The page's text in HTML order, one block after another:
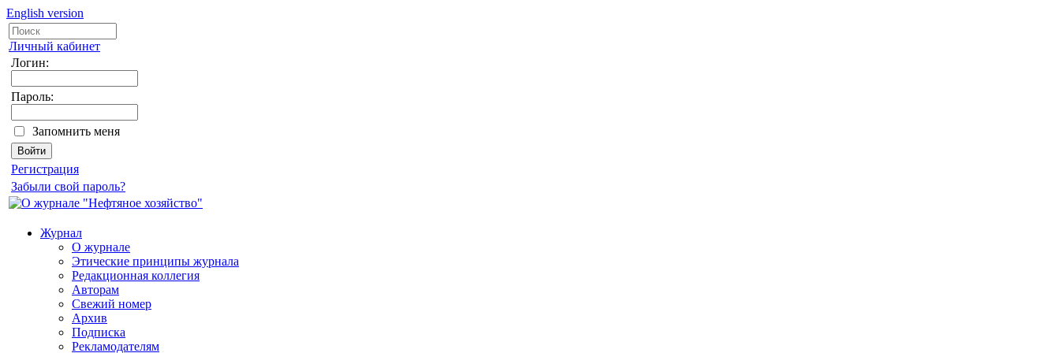
English version
Личный кабинет
Логин:
Пароль:
Запомнить меня
Регистрация
Забыли свой пароль?
Журнал
О журнале
Этические принципы журнала
Редакционная коллегия
Авторам
Свежий номер
Архив
Подписка
Рекламодателям